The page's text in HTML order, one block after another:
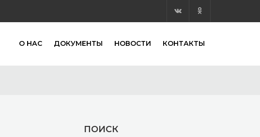
О НАС ДОКУМЕНТЫ НОВОСТИ КОНТАКТЫ
ПОИСК